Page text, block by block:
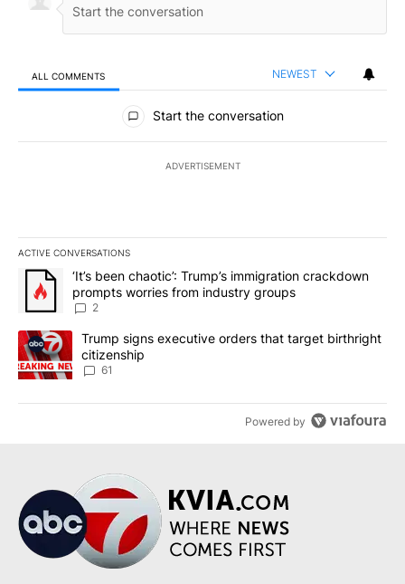
ALL COMMENTS NEWEST
All Comments
Start the conversation
ADVERTISEMENT
ACTIVE CONVERSATIONS
The following is a list of the most commented articles in the last
A trending article titled "‘It’s been chaotic’: Trump’s
‘It’s been chaotic’: Trump’s immigration crackdown
prompts worries from industry groups
2
A trending article titled "Trump signs executive orders that
Trump signs executive orders that target birthright
citizenship
61
Powered by